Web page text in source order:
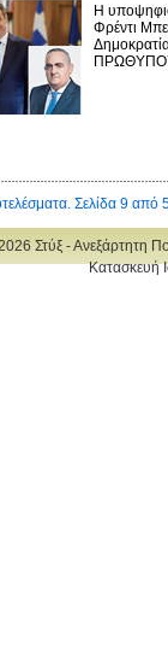
Η
Φρέντι
Σελίδα 9 από
Στύξ - Ανεξάρτητη
Κατασκευή